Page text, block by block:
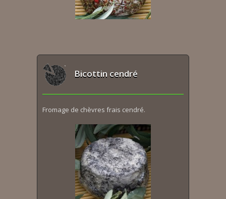
Bicottin cendré
Fromage de chèvres frais cendré.